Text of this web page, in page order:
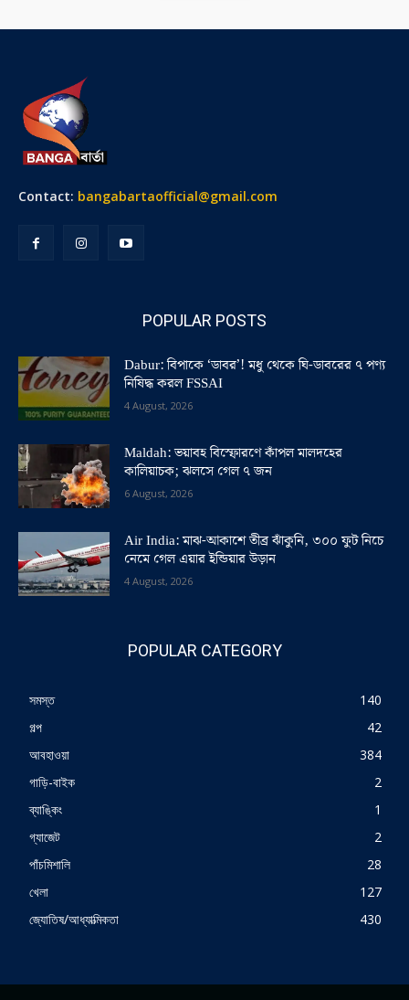
Contact: bangabartaofficial@gmail.com
POPULAR POSTS
Dabur: বিপাকে ‘ডাবর’! মধু থেকে ঘি-ডাবরের ৭ পণ্য
নিষিদ্ধ করল FSSAI
4 August, 2026
Maldah: ভয়াবহ বিস্ফোরণে কাঁপল মালদহের
কালিয়াচক; ঝলসে গেল ৭ জন
6 August, 2026
Air India: মাঝ-আকাশে তীব্র ঝাঁকুনি, ৩০০ ফুট নিচে
নেমে গেল এয়ার ইন্ডিয়ার উড়ান
4 August, 2026
POPULAR CATEGORY
সমস্ত
140
গল্প
42
আবহাওয়া
384
গাড়ি-বাইক
2
ব্যাঙ্কিং
1
গ্যাজেট
2
পাঁচমিশালি
28
খেলা
127
জ্যোতিষ/আধ্যাত্মিকতা
430